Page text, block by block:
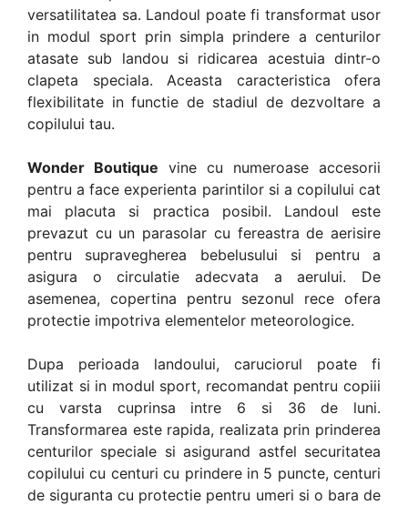
versatilitatea sa. Landoul poate fi transformat usor
in modul sport prin simpla prindere a centurilor
atasate sub landou si ridicarea acestuia dintr-o
clapeta speciala. Aceasta caracteristica ofera
flexibilitate in functie de stadiul de dezvoltare a
copilului tau.
Wonder Boutique vine cu numeroase accesorii
pentru a face experienta parintilor si a copilului cat
mai placuta si practica posibil. Landoul este
prevazut cu un parasolar cu fereastra de aerisire
pentru supravegherea bebelusului si pentru a
asigura o circulatie adecvata a aerului. De
asemenea, copertina pentru sezonul rece ofera
protectie impotriva elementelor meteorologice.
Dupa perioada landoului, caruciorul poate fi
utilizat si in modul sport, recomandat pentru copiii
cu varsta cuprinsa intre 6 si 36 de luni.
Transformarea este rapida, realizata prin prinderea
centurilor speciale si asigurand astfel securitatea
copilului cu centuri cu prindere in 5 puncte, centuri
de siguranta cu protectie pentru umeri si o bara de